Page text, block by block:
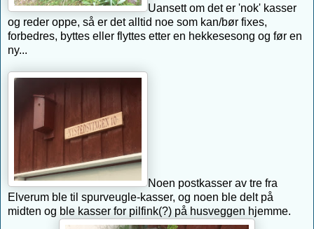
Uansett om det er 'nok' kasser
og reder oppe, så er det alltid noe som kan/bør fixes,
forbedres, byttes eller flyttes etter en hekkesesong og før en
ny...
Noen postkasser av tre fra
Elverum ble til spurveugle-kasser, og noen ble delt på
midten og ble kasser for pilfink(?) på husveggen hjemme.